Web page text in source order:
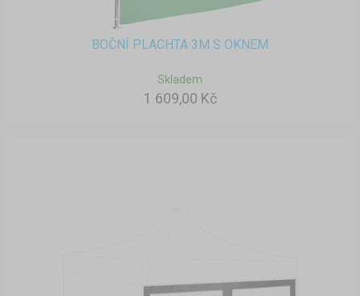
BOČNÍ PLACHTA 3M S OKNEM
Skladem
1 609,00 Kč